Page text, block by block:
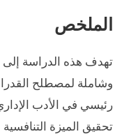
الملخص
تهدف هذه الدراسة إلى
وشاملة لمصطلح
رئيسي في الأدب
تحقيق الميزة